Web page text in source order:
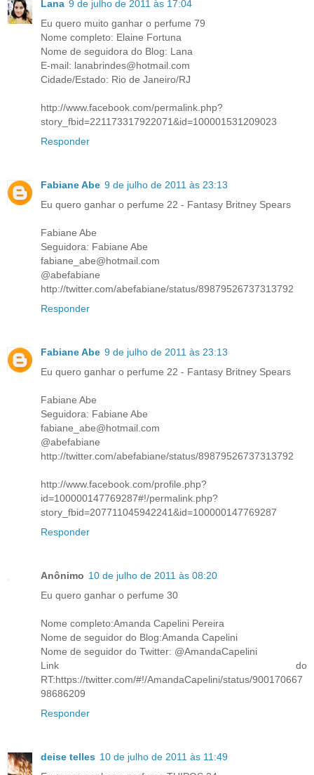
Lana 9 de julho de 2011 às 17:04
Eu quero muito ganhar o perfume 79
Nome completo: Elaine Fortuna
Nome de seguidora do Blog: Lana
E-mail: lanabrindes@hotmail.com
Cidade/Estado: Rio de Janeiro/RJ
http://www.facebook.com/permalink.php?
story_fbid=221173317922071&id=100001531209023
Responder
Fabiane Abe 9 de julho de 2011 às 23:13
Eu quero ganhar o perfume 22 - Fantasy Britney Spears
Fabiane Abe
Seguidora: Fabiane Abe
fabiane_abe@hotmail.com
@abefabiane
http://twitter.com/abefabiane/status/89879526737313792
Responder
Fabiane Abe 9 de julho de 2011 às 23:13
Eu quero ganhar o perfume 22 - Fantasy Britney Spears
Fabiane Abe
Seguidora: Fabiane Abe
fabiane_abe@hotmail.com
@abefabiane
http://twitter.com/abefabiane/status/89879526737313792
http://www.facebook.com/profile.php?
id=100000147769287#!/permalink.php?
story_fbid=207711045942241&id=100000147769287
Responder
Anônimo 10 de julho de 2011 às 08:20
Eu quero ganhar o perfume 30
Nome completo:Amanda Capelini Pereira
Nome de seguidor do Blog:Amanda Capelini
Nome de seguidor do Twitter: @AmandaCapelini
Link do
RT:https://twitter.com/#!/AmandaCapelini/status/900170667
98686209
Responder
deise telles 10 de julho de 2011 às 11:49